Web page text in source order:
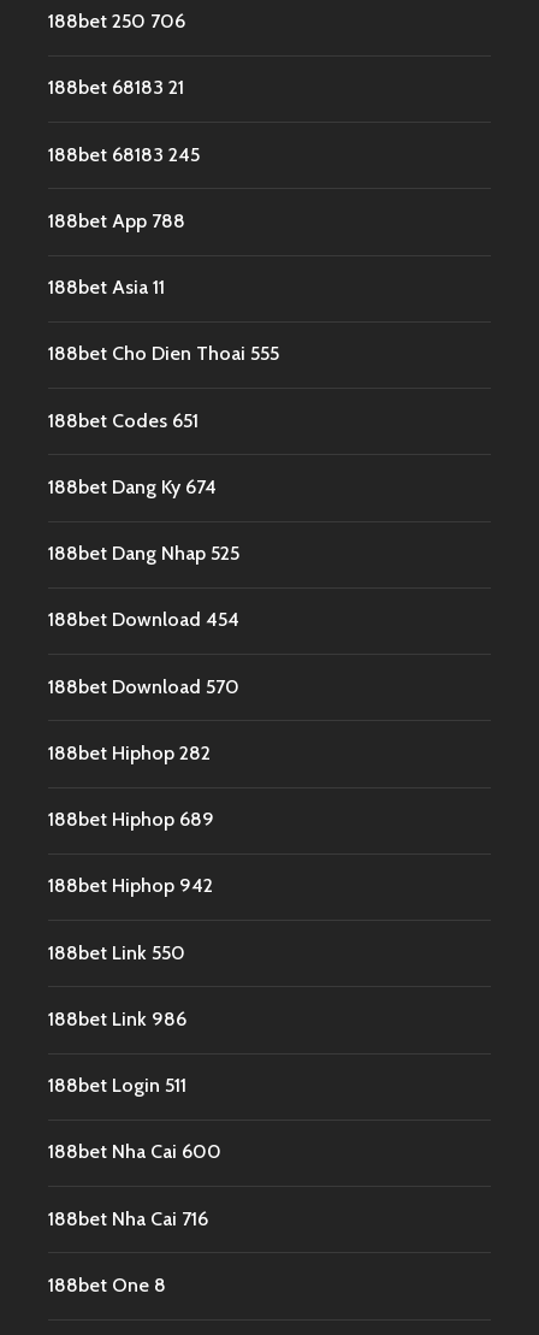
188bet 250 706
188bet 68183 21
188bet 68183 245
188bet App 788
188bet Asia 11
188bet Cho Dien Thoai 555
188bet Codes 651
188bet Dang Ky 674
188bet Dang Nhap 525
188bet Download 454
188bet Download 570
188bet Hiphop 282
188bet Hiphop 689
188bet Hiphop 942
188bet Link 550
188bet Link 986
188bet Login 511
188bet Nha Cai 600
188bet Nha Cai 716
188bet One 8